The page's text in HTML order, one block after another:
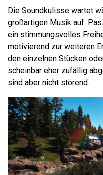
Die Soundkulisse wartet
großartigen Musik auf.
ein stimmungsvolles
motivierend zur weiteren
den einzelnen Stücken
scheinbar eher zufällig
sind aber nicht störend.